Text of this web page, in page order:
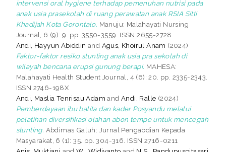
intervensi oral hygiene terhadap pemenuhan nutrisi pada
anak usia prasekolah di ruang perawatan anak RSIA Sitti
Khadijah Kota Gorontalo. Manuju: Malahayati Nursing
Journal, 6 (9): 9. pp. 3550-3559. ISSN 2655-2728
Andi, Hayyun Abiddin and Agus, Khoirul Anam (2024)
Faktor-faktor resiko stunting anak usia pra sekolah di
wilayah bencana erupsi gunung berapi. MAHESA:
Malahayati Health Student Journal, 4 (6): 20. pp. 2335-2343.
ISSN 2746-198X
Andi, Maslia Tenrisau Adam andAndi, Ralle (2024)
Pemberdayaan ibu balita dan kader Posyandu melalui
pelatihan diversifikasi olahan abon tempe untuk mencegah
stunting. Abdimas Galuh: Jurnal Pengabdian Kepada
Masyarakat, 6 (1): 35. pp. 304-316. ISSN 2716-0211